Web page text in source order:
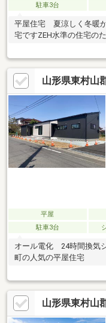
駐車3台
平屋住宅 夏涼しく冬暖
宅ですZEH水準の住宅の
山形県東村山
平屋
駐車3台
オール電化 24時間換気
町の人気の平屋住宅
山形県東村山